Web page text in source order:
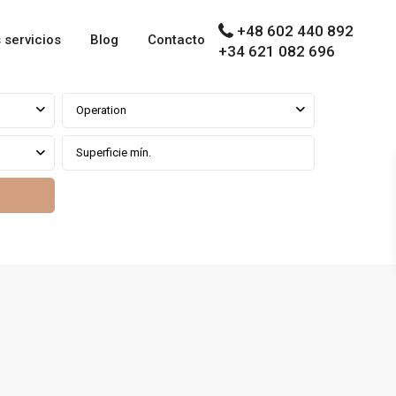
servicios Blog Contacto
+48 602 440 892
+34 621 082 696
Operation